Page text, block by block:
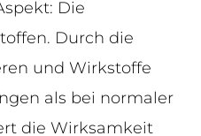
Die
Durch die
und Wirkstoffe
als bei normaler
die Wirksamkeit